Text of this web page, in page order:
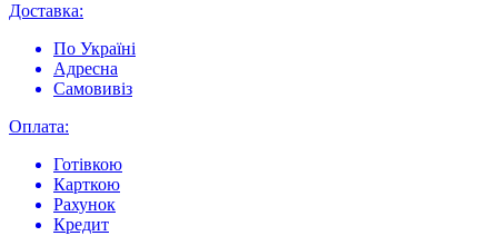
Доставка:
По Україні
Адресна
Самовивіз
Оплата:
Готівкою
Карткою
Рахунок
Кредит